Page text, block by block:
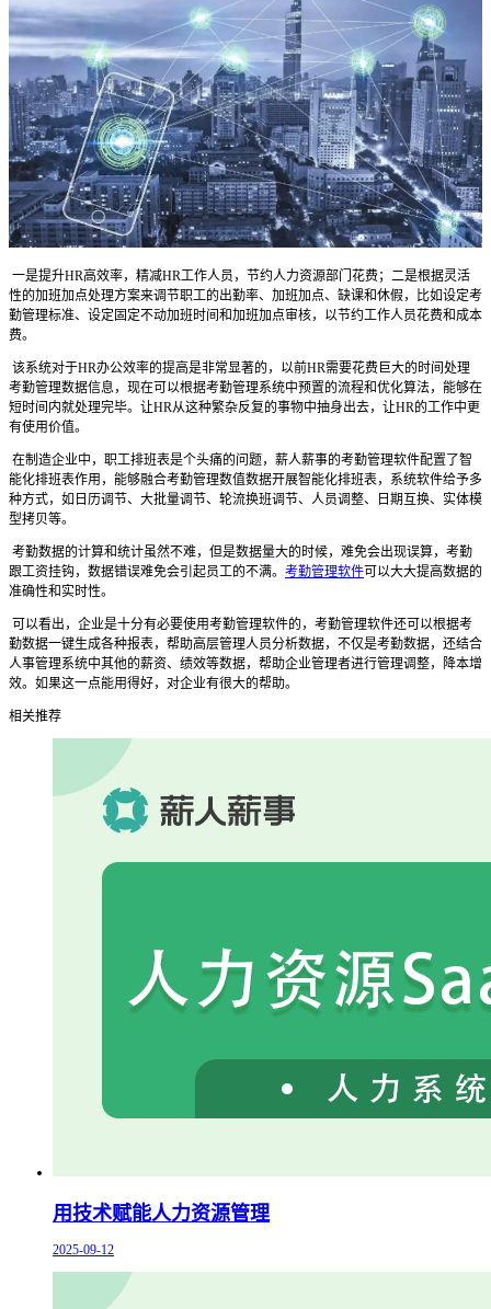
一是提升HR高效率，精减HR工作人员，节约人力资源部门花费；二是根据灵活
性的加班加点处理方案来调节职工的出勤率、加班加点、缺课和休假，比如设定考
勤管理标准、设定固定不动加班时间和加班加点审核，以节约工作人员花费和成本
费。
该系统对于HR办公效率的提高是非常显著的，以前HR需要花费巨大的时间处理
考勤管理数据信息，现在可以根据考勤管理系统中预置的流程和优化算法，能够在
短时间内就处理完毕。让HR从这种繁杂反复的事物中抽身出去，让HR的工作中更
有使用价值。
在制造企业中，职工排班表是个头痛的问题，薪人薪事的考勤管理软件配置了智
能化排班表作用，能够融合考勤管理数值数据开展智能化排班表，系统软件给予多
种方式，如日历调节、大批量调节、轮流换班调节、人员调整、日期互换、实体模
型拷贝等。
考勤数据的计算和统计虽然不难，但是数据量大的时候，难免会出现误算，考勤
跟工资挂钩，数据错误难免会引起员工的不满。 考勤管理软件可以大大提高数据的
准确性和实时性。
可以看出，企业是十分有必要使用考勤管理软件的，考勤管理软件还可以根据考
勤数据一键生成各种报表，帮助高层管理人员分析数据，不仅是考勤数据，还结合
人事管理系统中其他的薪资、绩效等数据，帮助企业管理者进行管理调整，降本增
效。如果这一点能用得好，对企业有很大的帮助。
相关推荐
用技术赋能人力资源管理
2025-09-12